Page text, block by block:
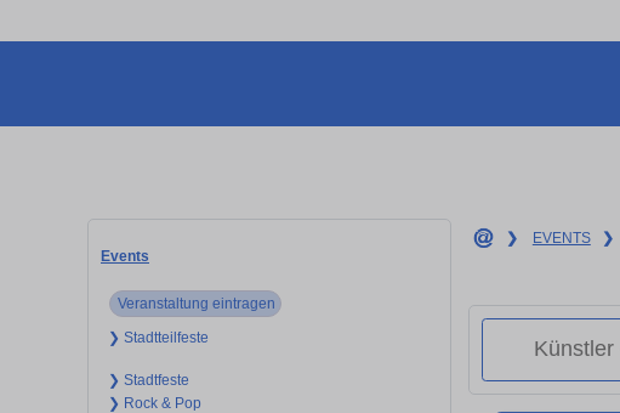
Events
Veranstaltung eintragen
❯ Stadtteilfeste
❯ Stadtfeste
❯ Rock & Pop
❯ EVENTS ❯